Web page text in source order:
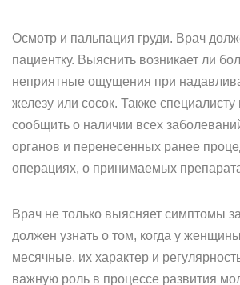
Осмотр и пальпация груди. Врач
пациентку. Выяснить возникает ли
неприятные ощущения при
железу или сосок. Также
сообщить о наличии всех
органов и перенесенных ранее
операциях, о принимаемых
Врач не только выясняет симптомы
должен узнать о том, когда у
месячные, их характер и
важную роль в процессе развития